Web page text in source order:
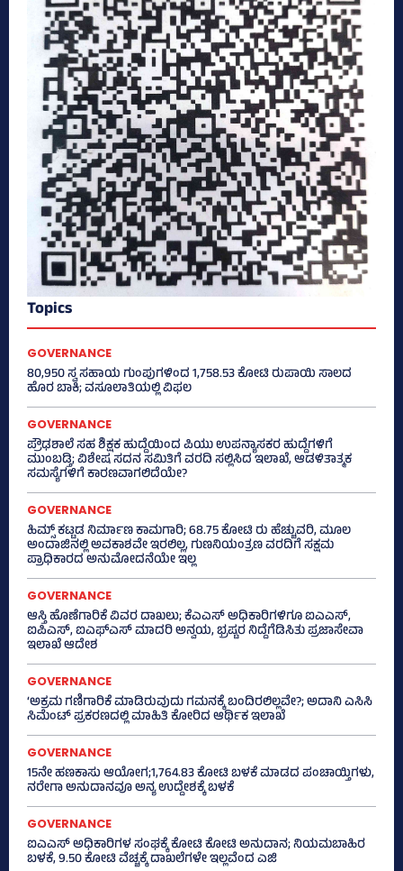
Topics
GOVERNANCE
80,950 ಸ್ವ ಸಹಾಯ ಗುಂಪುಗಳಿಂದ 1,758.53 ಕೋಟಿ ರುಪಾಯಿ ಸಾಲದ
ಹೊರ ಬಾಕಿ; ವಸೂಲಾತಿಯಲ್ಲಿ ವಿಫಲ
GOVERNANCE
ಪ್ರೌಢಶಾಲೆ ಸಹ ಶಿಕ್ಷಕ ಹುದ್ದೆಯಿಂದ ಪಿಯು ಉಪನ್ಯಾಸಕರ ಹುದ್ದೆಗಳಿಗೆ
ಮುಂಬಡ್ತಿ; ವಿಶೇಷ ಸದನ ಸಮಿತಿಗೆ ವರದಿ ಸಲ್ಲಿಸಿದ ಇಲಾಖೆ, ಆಡಳಿತಾತ್ಮಕ
ಸಮಸ್ಯೆಗಳಿಗೆ ಕಾರಣವಾಗಲಿದೆಯೇ?
GOVERNANCE
ಹಿಮ್ಸ್‌ ಕಟ್ಟಡ ನಿರ್ಮಾಣ ಕಾಮಗಾರಿ; 68.75 ಕೋಟಿ ರು ಹೆಚ್ಚುವರಿ, ಮೂಲ
ಅಂದಾಜಿನಲ್ಲಿ ಅವಕಾಶವೇ ಇರಲಿಲ್ಲ, ಗುಣನಿಯಂತ್ರಣ ವರದಿಗೆ ಸಕ್ಷಮ
ಪ್ರಾಧಿಕಾರದ ಅನುಮೋದನೆಯೇ ಇಲ್ಲ
GOVERNANCE
ಆಸ್ತಿ ಹೊಣೆಗಾರಿಕೆ ವಿವರ ದಾಖಲು; ಕೆಎಎಸ್ ಅಧಿಕಾರಿಗಳಿಗೂ ಐಎಎಸ್‌,
ಐಪಿಎಸ್‌, ಐಎಫ್‌ಎಸ್‌ ಮಾದರಿ ಅನ್ವಯ, ಭ್ರಷ್ಟರ ನಿದ್ದೆಗೆಡಿಸಿತು ಪ್ರಜಾಸೇವಾ
ಇಲಾಖೆ ಆದೇಶ
GOVERNANCE
‘ಅಕ್ರಮ ಗಣಿಗಾರಿಕೆ ಮಾಡಿರುವುದು ಗಮನಕ್ಕೆ ಬಂದಿರಲಿಲ್ಲವೇ?; ಅದಾನಿ ಎಸಿಸಿ
ಸಿಮೆಂಟ್ ಪ್ರಕರಣದಲ್ಲಿ ಮಾಹಿತಿ ಕೋರಿದ ಆರ್ಥಿಕ ಇಲಾಖೆ
GOVERNANCE
15ನೇ ಹಣಕಾಸು ಆಯೋಗ;1,764.83 ಕೋಟಿ ಬಳಕೆ ಮಾಡದ ಪಂಚಾಯ್ತಿಗಳು,
ನರೇಗಾ ಅನುದಾನವೂ ಅನ್ಯ ಉದ್ದೇಶಕ್ಕೆ ಬಳಕೆ
GOVERNANCE
ಐಎಎಸ್‌ ಅಧಿಕಾರಿಗಳ ಸಂಘಕ್ಕೆ ಕೋಟಿ ಕೋಟಿ ಅನುದಾನ; ನಿಯಮಬಾಹಿರ
ಬಳಕೆ, 9.50 ಕೋಟಿ ವೆಚ್ಚಕ್ಕೆ ದಾಖಲೆಗಳೇ ಇಲ್ಲವೆಂದ ಎಜಿ